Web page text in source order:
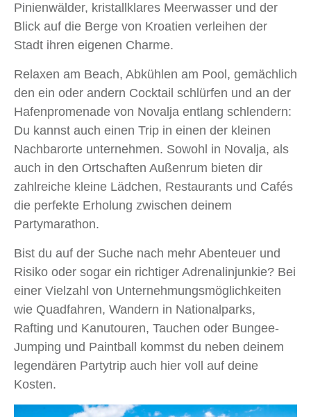
Pinienwälder, kristallklares Meerwasser und der
Blick auf die Berge von Kroatien verleihen der
Stadt ihren eigenen Charme.
Relaxen am Beach, Abkühlen am Pool, gemächlich
den ein oder andern Cocktail schlürfen und an der
Hafenpromenade von Novalja entlang schlendern:
Du kannst auch einen Trip in einen der kleinen
Nachbarorte unternehmen. Sowohl in Novalja, als
auch in den Ortschaften Außenrum bieten dir
zahlreiche kleine Lädchen, Restaurants und Cafés
die perfekte Erholung zwischen deinem
Partymarathon.
Bist du auf der Suche nach mehr Abenteuer und
Risiko oder sogar ein richtiger Adrenalinjunkie? Bei
einer Vielzahl von Unternehmungsmöglichkeiten
wie Quadfahren, Wandern in Nationalparks,
Rafting und Kanutouren, Tauchen oder Bungee-
Jumping und Paintball kommst du neben deinem
legendären Partytrip auch hier voll auf deine
Kosten.